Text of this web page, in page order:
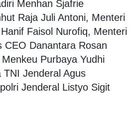
Menhan Sjafrie
Raja Juli Antoni, Menteri
Faisol Nurofiq, Menteri
CEO Danantara Rosan
Purbaya Yudhi
TNI Jenderal Agus
Jenderal Listyo Sigit